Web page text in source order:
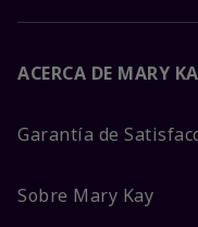
ACERCA DE MARY
Garantía de
Sobre Mary Kay